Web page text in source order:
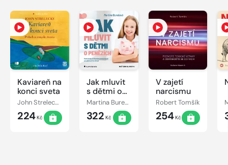
Kaviareň na
konci sveta
John Strelecky
224Kč
Jak mluvit
s dětmi o
penězích Martina Burešová
322 Kč
V zajetí
narcismu
Robert Tomšík
254Kč